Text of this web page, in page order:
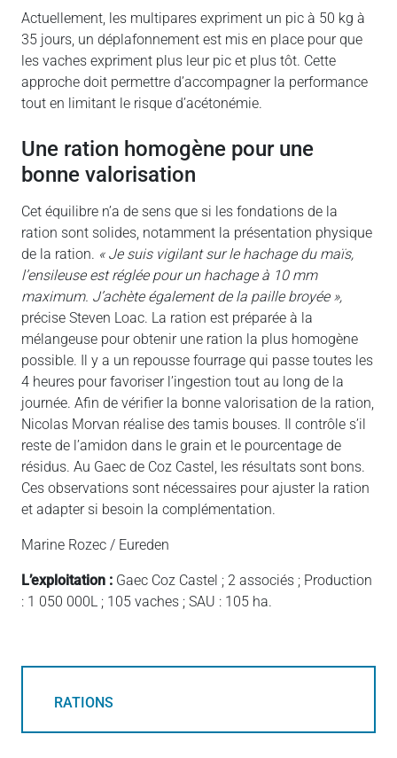
Actuellement, les multipares expriment un pic à 50 kg à
35 jours, un déplafonnement est mis en place pour que
les vaches expriment plus leur pic et plus tôt. Cette
approche doit permettre d’accompagner la performance
tout en limitant le risque d’acétonémie.
une ration homogène pour une
bonne valorisation
Cet équilibre n’a de sens que si les fondations de la
ration sont solides, notamment la présentation physique
de la ration. « Je suis vigilant sur le hachage du maïs,
l’ensileuse est réglée pour un hachage à 10 mm
maximum. J’achète également de la paille broyée »,
précise Steven Loac. La ration est préparée à la
mélangeuse pour obtenir une ration la plus homogène
possible. Il y a un repousse fourrage qui passe toutes les
4 heures pour favoriser l’ingestion tout au long de la
journée. Afin de vérifier la bonne valorisation de la ration,
Nicolas Morvan réalise des tamis bouses. Il contrôle s’il
reste de l’amidon dans le grain et le pourcentage de
résidus. Au Gaec de Coz Castel, les résultats sont bons.
Ces observations sont nécessaires pour ajuster la ration
et adapter si besoin la complémentation.
Marine Rozec / Eureden
L’exploitation : Gaec Coz Castel ; 2 associés ; Production
: 1 050 000L ; 105 vaches ; SAU : 105 ha.
RATIONS